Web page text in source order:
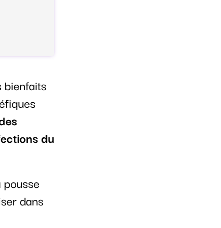
bienfaits
du
pousse
dans